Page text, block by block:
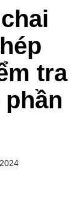
tra